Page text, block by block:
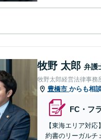
牧野 太郎 弁護
牧野太郎経営法律事務
豊橋市 からも相
FC・フ
【東海エリア対
約書のリーガルチ